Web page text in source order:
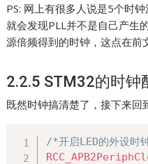
PS: 网上有很多人说是5个时
就会发现PLL并不是自己产生
源倍频得到的时钟，这点在前
2.2.5 STM32的时钟
既然时钟搞清楚了，接下来回
/*开启LED的外设时